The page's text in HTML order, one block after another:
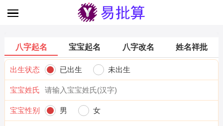
八字起名 宝宝起名 八字改名 姓名祥批
出生状态 已出生 未出生
宝宝姓氏
宝宝性别 男 女